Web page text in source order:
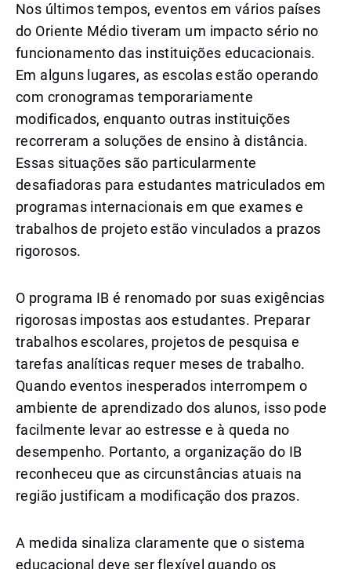
Nos últimos tempos, eventos em vários países
do Oriente Médio tiveram um impacto sério no
funcionamento das instituições educacionais.
Em alguns lugares, as escolas estão operando
com cronogramas temporariamente
modificados, enquanto outras instituições
recorreram a soluções de ensino à distância.
Essas situações são particularmente
desafiadoras para estudantes matriculados em
programas internacionais em que exames e
trabalhos de projeto estão vinculados a prazos
rigorosos.
O programa IB é renomado por suas exigências
rigorosas impostas aos estudantes. Preparar
trabalhos escolares, projetos de pesquisa e
tarefas analíticas requer meses de trabalho.
Quando eventos inesperados interrompem o
ambiente de aprendizado dos alunos, isso pode
facilmente levar ao estresse e à queda no
desempenho. Portanto, a organização do IB
reconheceu que as circunstâncias atuais na
região justificam a modificação dos prazos.
A medida sinaliza claramente que o sistema
educacional deve ser flexível quando os